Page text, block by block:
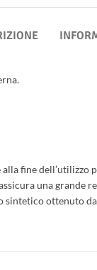
fine
una
sintetico ottenuto